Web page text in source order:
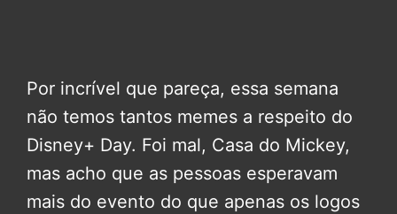
Por incrível que pareça, essa semana
não temos tantos memes a respeito do
Disney+ Day. Foi mal, Casa do Mickey,
mas acho que as pessoas esperavam
mais do evento do que apenas os logos